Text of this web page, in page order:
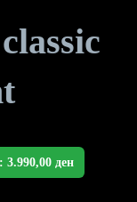
3.990,00 ден